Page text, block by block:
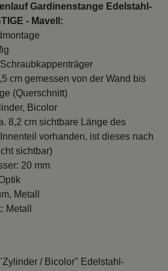
Gardinenstange Edelstahl-
- Mavell:
cm gemessen von der Wand bis
(Querschnitt)
Bicolor
8,2 cm sichtbare Länge des
vorhanden, ist dieses nach
sichtbar)
20 mm
Metall
Metall
/ Bicolor" Edelstahl-